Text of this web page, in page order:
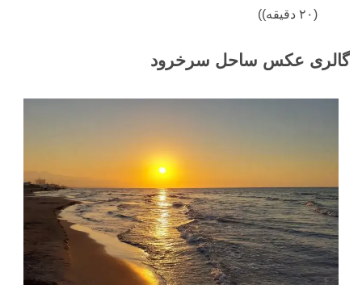
(۲۰ دقیقه))
گالری عکس ساحل سرخرود